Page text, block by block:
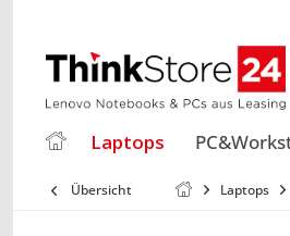
Laptops
Übersicht Laptops